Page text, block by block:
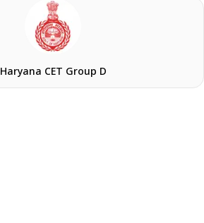
Haryana CET Group D